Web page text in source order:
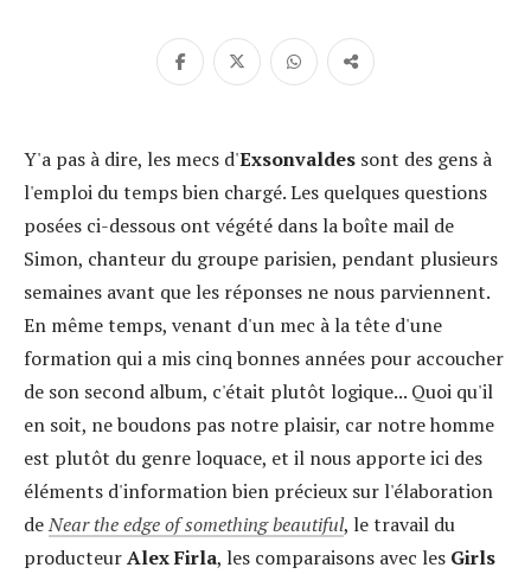
Y'a pas à dire, les mecs d'Exsonvaldes sont des gens à
l'emploi du temps bien chargé. Les quelques questions
posées ci-dessous ont végété dans la boîte mail de
Simon, chanteur du groupe parisien, pendant plusieurs
semaines avant que les réponses ne nous parviennent.
En même temps, venant d'un mec à la tête d'une
formation qui a mis cinq bonnes années pour accoucher
de son second album, c'était plutôt logique... Quoi qu'il
en soit, ne boudons pas notre plaisir, car notre homme
est plutôt du genre loquace, et il nous apporte ici des
éléments d'information bien précieux sur l'élaboration
deNear the edge of something beautiful, le travail du
producteurAlex Firla, les comparaisons avec les Girls